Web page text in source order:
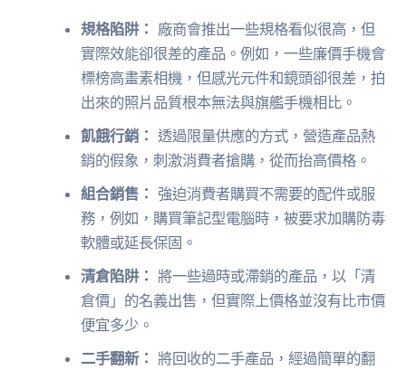
規格陷阱： 廠商會推出一些規格看似很高，但
實際效能卻很差的產品。例如，一些廉價手機會
標榜高畫素相機，但感光元件和鏡頭卻很差，拍
出來的照片品質根本無法與旗艦手機相比。
飢餓行銷： 透過限量供應的方式，營造產品熱
銷的假象，刺激消費者搶購，從而抬高價格。
組合銷售： 強迫消費者購買不需要的配件或服
務，例如，購買筆記型電腦時，被要求加購防毒
軟體或延長保固。
清倉陷阱： 將一些過時或滯銷的產品，以「清
倉價」的名義出售，但實際上價格並沒有比市價
便宜多少。
二手翻新： 將回收的二手產品，經過簡單的翻